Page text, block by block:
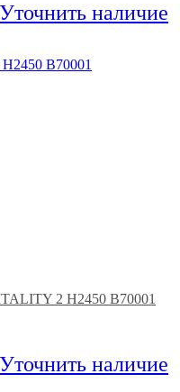
Уточнить наличие
2 H2450 B70001
Уточнить наличие